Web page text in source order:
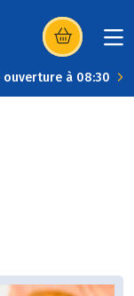
(s’ouvre dans
ouverture à 08:30